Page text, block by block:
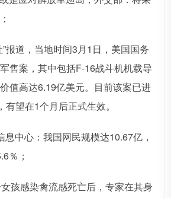
道，当地时间3月1日，美国国务
售案，其中包括F-16战斗机机载导
值高达6.19亿美元。目前该案已进
有望在1个月后正式生效。
中心：我国网民规模达10.67亿，
％；
孩感染禽流感死亡后，专家在其身